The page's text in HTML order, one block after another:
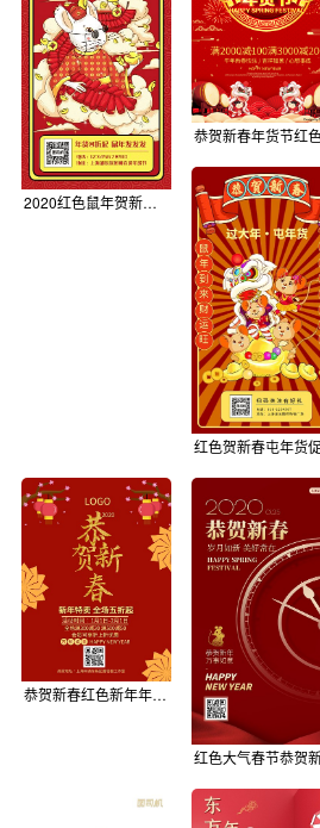
2020红色鼠年贺新春年货节打折促销gif海报
恭贺新春红色新年年货促销节日海报